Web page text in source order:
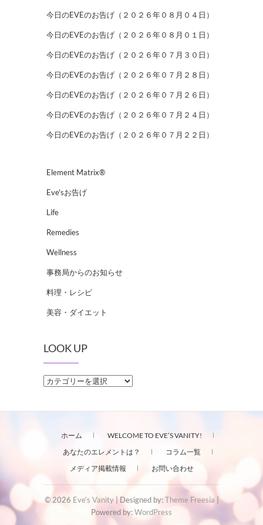
今日のEVEのお告げ（２０２６年０８月０４日）
今日のEVEのお告げ（２０２６年０８月０１日）
今日のEVEのお告げ（２０２６年０７月３０日）
今日のEVEのお告げ（２０２６年０７月２８日）
今日のEVEのお告げ（２０２６年０７月２６日）
今日のEVEのお告げ（２０２６年０７月２４日）
今日のEVEのお告げ（２０２６年０７月２２日）
Element Matrix®
Eve'sお告げ
Life
Remedies
Wellness
事務局からのお知らせ
料理・レシピ
美容・ダイエット
LOOK UP
LOOK
ホーム
WELCOME TO EVE’S VANITY!
あなたのエレメントは？
コラム一覧
メディア掲載情報
お問い合わせ
© 2026 Eve's Vanity| Designed by:Theme Freesia |
Powered by:WordPress